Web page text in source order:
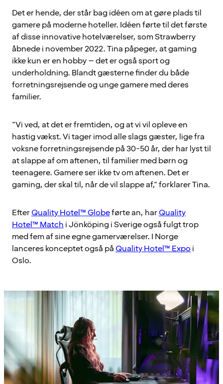
Det er hende, der står bag idéen om at gøre plads til
gamere på moderne hoteller. Idéen førte til det første
af disse innovative hotelværelser, som Strawberry
åbnede i november 2022. Tina påpeger, at gaming
ikke kun er en hobby – det er også sport og
underholdning. Blandt gæsterne finder du både
forretningsrejsende og unge gamere med deres
familier.
"Vi ved, at det er fremtiden, og at vi vil opleve en
hastig vækst. Vi tager imod alle slags gæster, lige fra
voksne forretningsrejsende på 30-50 år, der har lyst til
at slappe af om aftenen, til familier med børn og
teenagere. Gamere ser ikke tv om aftenen. Det er
gaming, der skal til, når de vil slappe af," forklarer Tina.
EfterQuality Hotel™ Globeførte an, harQuality
Hotel™ Match i Jönköping i Sverige også fulgt trop
med fem af sine egne gamerværelser. I Norge
lanceres konceptet også på Quality Hotel™ Expo i
Oslo.